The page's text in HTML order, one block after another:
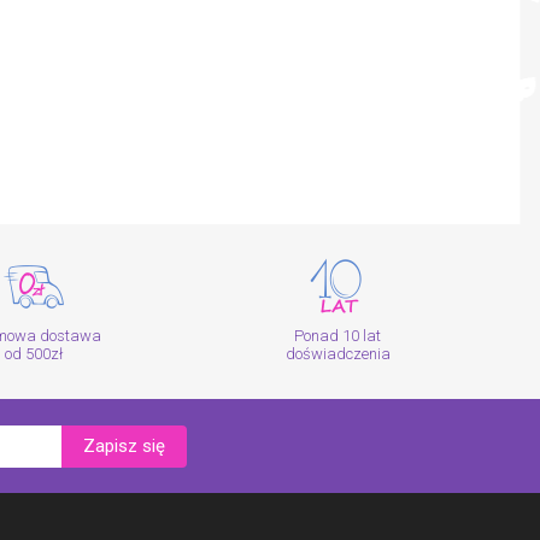
dostawa
od 500zł
Ponad 10 lat
doświadczenia
Zapisz się